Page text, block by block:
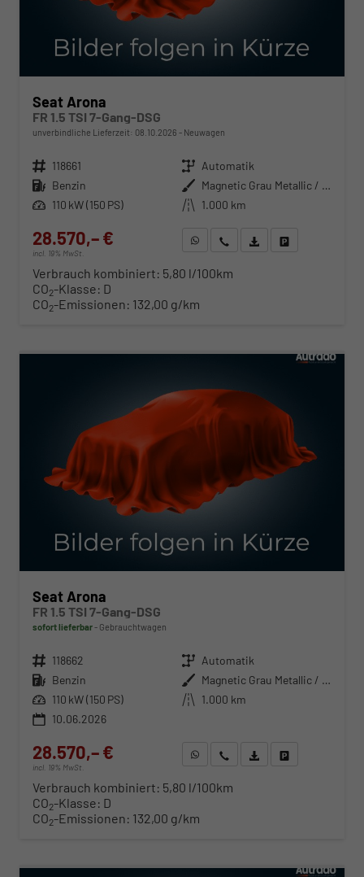
Seat Arona
FR 1.5 TSI 7-Gang-DSG
unverbindliche Lieferzeit: 08.10.2026 Neuwagen
Fahrzeugnr. 118661 Getriebe Automatik
Kraftstoff Benzin Außenfarbe
Magnetic Grau Metallic / Dach in Midnight Schwarz Metallic
Leistung 110 kW (150 PS) Kilometerstand 1.000 km
28.570,– €
incl. 19% MwSt.
WhatsApp anfragen
Wir rufen Sie anFahrzeugexposé (PDF)
Verbrauch kombiniert: 5,80 l/100km
CO2-Klasse: D
CO2-Emissionen: 132,00 g/km
Seat Arona
FR 1.5 TSI 7-Gang-DSG
sofort lieferbar Gebrauchtwagen
Fahrzeugnr. 118662 Getriebe Automatik
Kraftstoff Benzin Außenfarbe
Magnetic Grau Metallic / Dach in Midnight Schwarz Metallic
Leistung 110 kW (150 PS) Kilometerstand 1.000 km
10.06.2026
28.570,– €
incl. 19% MwSt.
WhatsApp anfragen
Wir rufen Sie anFahrzeugexposé (PDF)
Verbrauch kombiniert: 5,80 l/100km
CO2-Klasse: D
CO2-Emissionen: 132,00 g/km